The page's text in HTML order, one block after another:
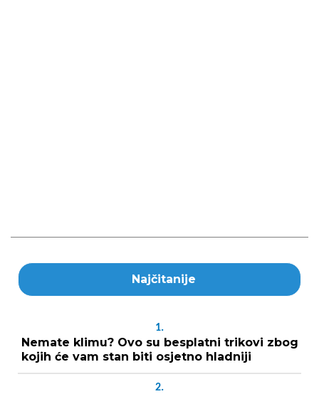
Najčitanije
1.
Nemate klimu? Ovo su besplatni trikovi zbog
kojih će vam stan biti osjetno hladniji
2.